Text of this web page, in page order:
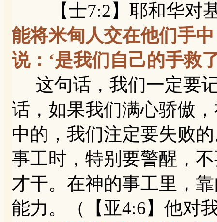
【士7:2】耶和华对
能将米甸人交在他们手
说：‘是我们自己的手救
这句话，我们一定要
话，如果我们满心骄傲
中的，我们注定要失败
事工时，特别要警醒，
才干。在神的事工里，
能力。（【亚4:6】他对